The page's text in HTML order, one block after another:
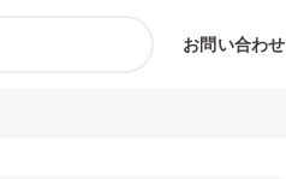
お問い合わせ